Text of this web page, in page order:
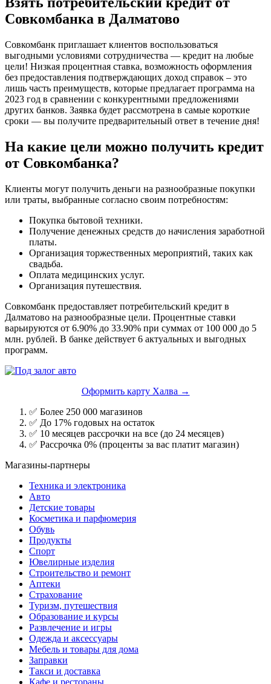
Совкомбанка в Далматово
Совкомбанк приглашает клиентов воспользоваться
выгодными условиями сотрудничества — кредит на любые
цели! Низкая процентная ставка, возможность оформления
без предоставления подтверждающих доход справок – это
лишь часть преимуществ, которые предлагает программа на
2023 год в сравнении с конкурентными предложениями
других банков. Заявка будет рассмотрена в самые короткие
сроки — вы получите предварительный ответ в течение дня!
На какие цели можно получить кредит
от Совкомбанка?
Клиенты могут получить деньги на разнообразные покупки
или траты, выбранные согласно своим потребностям:
Покупка бытовой техники.
Получение денежных средств до начисления заработной
платы.
Организация торжественных мероприятий, таких как
свадьба.
Оплата медицинских услуг.
Организация путешествия.
Совкомбанк предоставляет потребительский кредит в
Далматово на разнообразные цели. Процентные ставки
варьируются от 6.90% до 33.90% при суммах от 100 000 до 5
млн. рублей. В банке действует 6 актуальных и выгодных
программ.
Оформить карту Халва →
✅ Более 250 000 магазинов
✅ До 17% годовых на остаток
✅ 10 месяцев рассрочки на все (до 24 месяцев)
✅ Рассрочка 0% (проценты за вас платит магазин)
Магазины-партнеры
Техника и электроника
Авто
Детские товары
Косметика и парфюмерия
Обувь
Продукты
Спорт
Ювелирные изделия
Строительство и ремонт
Аптеки
Страхование
Туризм, путешествия
Образование и курсы
Развлечение и игры
Одежда и аксессуары
Мебель и товары для дома
Заправки
Такси и доставка